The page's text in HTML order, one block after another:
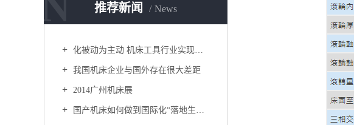
推荐新闻 News
化被动为主动 机床工具行业实现新突破
我国机床企业与国外存在很大差距
2014广州机床展
国产机床如何做到国际化“落地生根”？